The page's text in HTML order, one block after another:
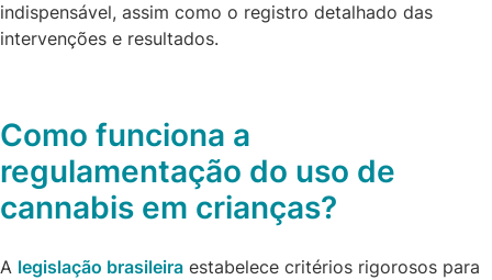
indispensável, assim como o registro detalhado das
intervenções e resultados.
Como funciona a
regulamentação do uso de
cannabis em crianças?
A legislação brasileira estabelece critérios rigorosos para